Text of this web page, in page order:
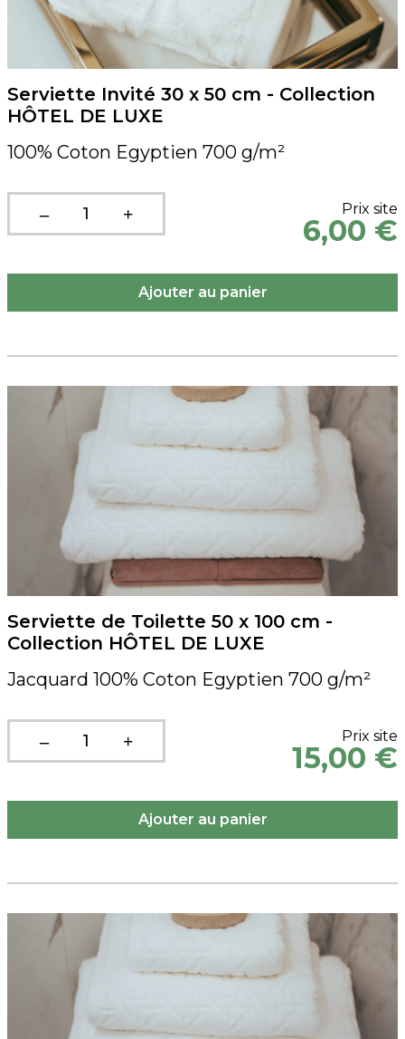
Serviette Invité 30 x 50 cm - Collection
HÔTEL DE LUXE
100% Coton Egyptien 700 g/m²
Prix site
6,00 €
Serviette de Toilette 50 x 100 cm -
Collection HÔTEL DE LUXE
Jacquard 100% Coton Egyptien 700 g/m²
Prix site
15,00 €